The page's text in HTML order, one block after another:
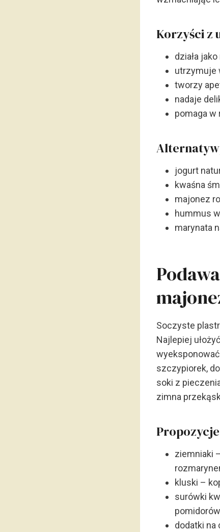
Korzyści z
działa
utrzymuje
tworzy
nadaje
pomaga
jogurt
kwaśna
majonez
hummus
marynata
Soczyste
Najlepiej
szczypiorek,
soki z
zimna
ziemniaki
kluski –
surówki
dodatki na